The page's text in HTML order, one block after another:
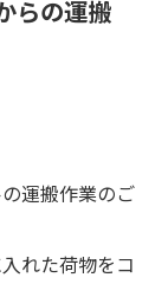
らの運搬
運搬作業のご
れた荷物をコ